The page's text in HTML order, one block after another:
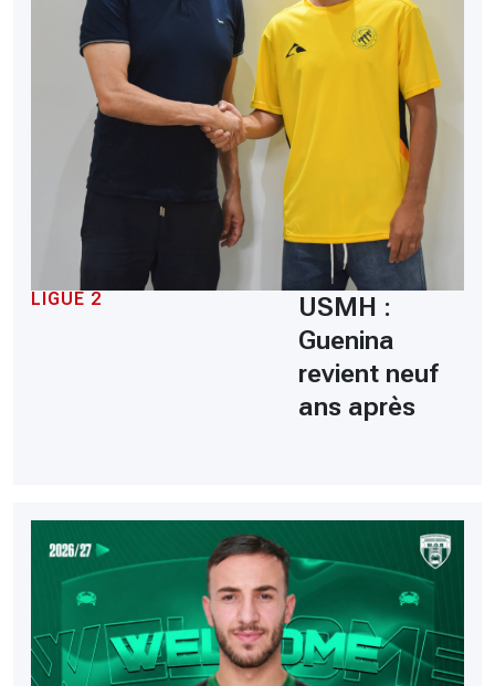
LIGUE 2
USMH :
Guenina
revient neuf
ans après